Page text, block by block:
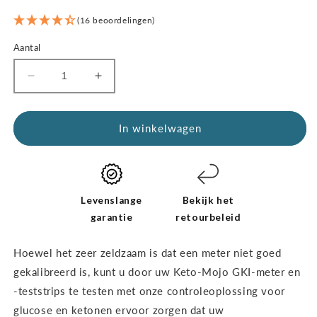
(16 beoordelingen)
Aantal
Aantal
verminderen
voor
Verhoog
de
hoeveelheid
voor
ketoncontroleoplossingen
HET
DUAL
In winkelwagen
Levenslange
garantie
Bekijk het
retourbeleid
Hoewel het zeer zeldzaam is dat een meter niet goed
gekalibreerd is, kunt u door uw Keto-Mojo GKI-meter en
-teststrips te testen met onze controleoplossing voor
glucose en ketonen ervoor zorgen dat uw